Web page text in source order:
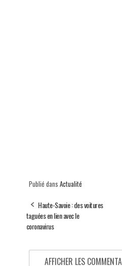
Publié dans Actualité
Haute-Savoie : des voitures
taguées en lien avec le
coronavirus
AFFICHER LES